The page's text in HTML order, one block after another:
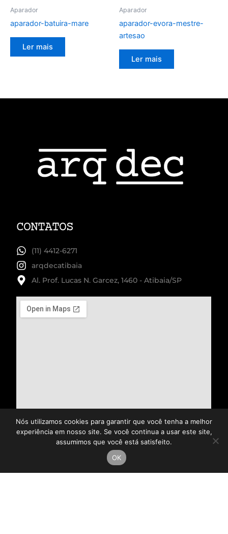
Aparador
aparador-batuira-mare
Ler mais
Aparador
aparador-evora-mestre-
artesao
Ler mais
CONTATOS
(11) 4412-6271
arqdecatibaia
Al. Prof. Lucas N. Garcez, 1460 - Atibaia/SP
Nós utilizamos cookies para garantir que você tenha a melhor
experiência em nosso site. Se você continua a usar este site,
assumimos que você está satisfeito.
OK